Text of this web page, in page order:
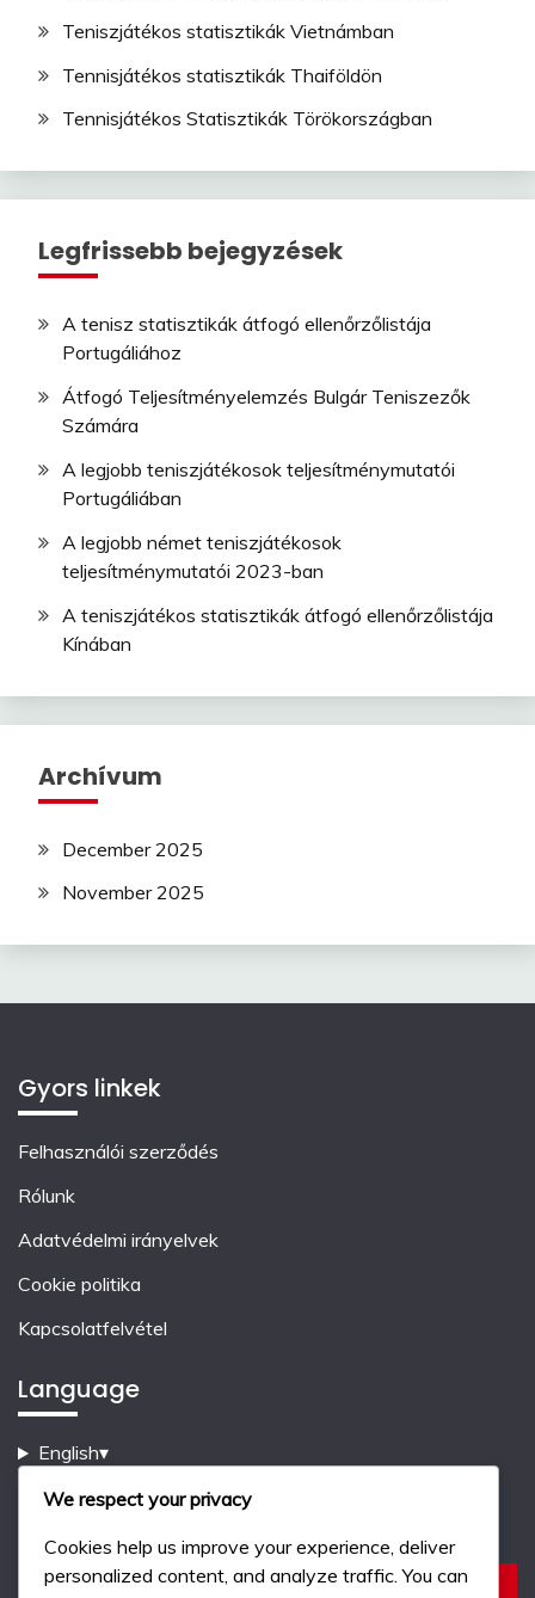
Teniszjátékos statisztikák Vietnámban
Tennisjátékos statisztikák Thaiföldön
Tennisjátékos Statisztikák Törökországban
Legfrissebb bejegyzések
A tenisz statisztikák átfogó ellenőrzőlistája
Portugáliához
Átfogó Teljesítményelemzés Bulgár Teniszezők
Számára
A legjobb teniszjátékosok teljesítménymutatói
Portugáliában
A legjobb német teniszjátékosok
teljesítménymutatói 2023-ban
A teniszjátékos statisztikák átfogó ellenőrzőlistája
Kínában
Archívum
December 2025
November 2025
Gyors linkek
Felhasználói szerződés
Rólunk
Adatvédelmi irányelvek
Cookie politika
Kapcsolatfelvétel
Language
English▾
Keresés
Search
We respect your privacy
Cookies help us improve your experience, deliver
personalized content, and analyze traffic. You can